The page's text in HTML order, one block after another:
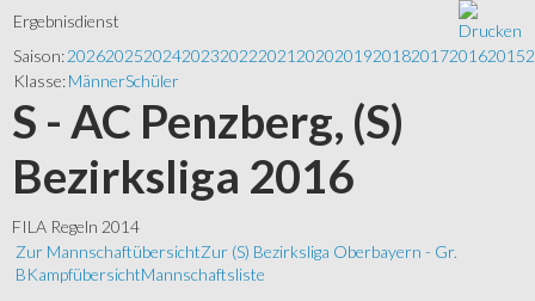
Ergebnisdienst
Saison:202620252024202320222021 202020192018201720162015
Klasse:MännerSchüler
S - AC Penzberg, (S)
Bezirksliga 2016
FILA Regeln 2014
Zur MannschaftübersichtZur (S) Bezirksliga Oberbayern - Gr.
BKampfübersichtMannschaftsliste